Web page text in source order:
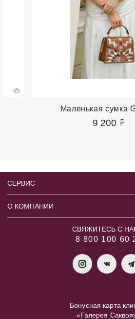
Маленькая сумка
9 200
СЕРВИС
О КОМПАНИИ
СВЯЖИТЕСЬ С
8 800 100 60
Бонусная карта
«Галерея